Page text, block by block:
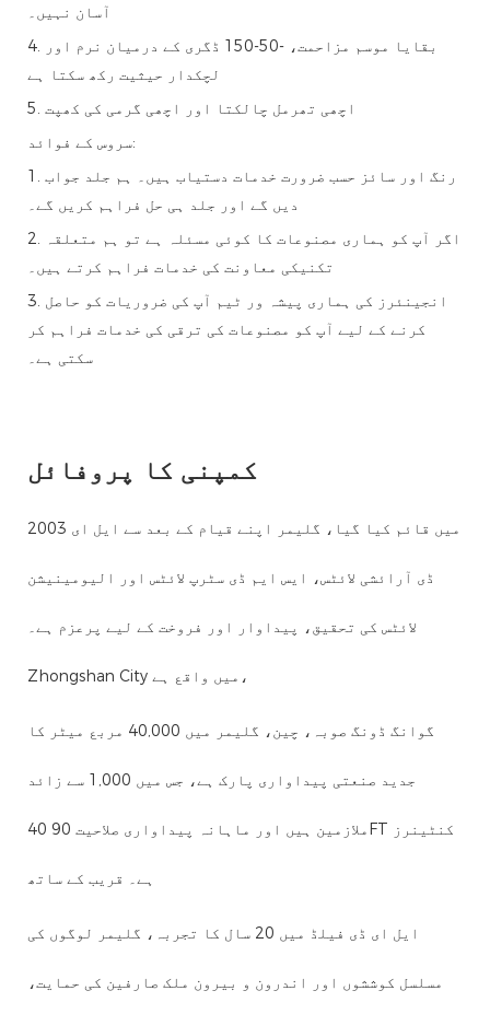
آسان نہیں۔
4. بقایا موسم مزاحمت، -50-150 ڈگری کے درمیان نرم اور
لچکدار حیثیت رکھ سکتا ہے
5. اچھی تھرمل چالکتا اور اچھی گرمی کی کھپت
سروس کے فوائد:
1. رنگ اور سائز حسب ضرورت خدمات دستیاب ہیں۔ ہم جلد جواب
دیں گے اور جلد ہی حل فراہم کریں گے۔
2. اگر آپ کو ہماری مصنوعات کا کوئی مسئلہ ہے تو ہم متعلقہ
تکنیکی معاونت کی خدمات فراہم کرتے ہیں۔
3. انجینئرز کی ہماری پیشہ ور ٹیم آپ کی ضروریات کو حاصل
کرنے کے لیے آپ کو مصنوعات کی ترقی کی خدمات فراہم کر
سکتی ہے۔
کمپنی کا پروفائل
2003 میں قائم کیا گیا، گلیمر اپنے قیام کے بعد سے ایل ای
ڈی آرائشی لائٹس، ایس ایم ڈی سٹرپ لائٹس اور الیومینیشن
لائٹس کی تحقیق، پیداوار اور فروخت کے لیے پرعزم ہے۔
Zhongshan City میں واقع ہے،
گوانگ ڈونگ صوبہ، چین، گلیمر میں 40,000 مربع میٹر کا
جدید صنعتی پیداواری پارک ہے، جس میں 1,000 سے زائد
ملازمین ہیں اور ماہانہ پیداواری صلاحیت 90 40FT کنٹینرز
ہے۔ قریب کے ساتھ
ایل ای ڈی فیلڈ میں 20 سال کا تجربہ، گلیمر لوگوں کی
مسلسل کوششوں اور اندرون و بیرون ملک صارفین کی حمایت،